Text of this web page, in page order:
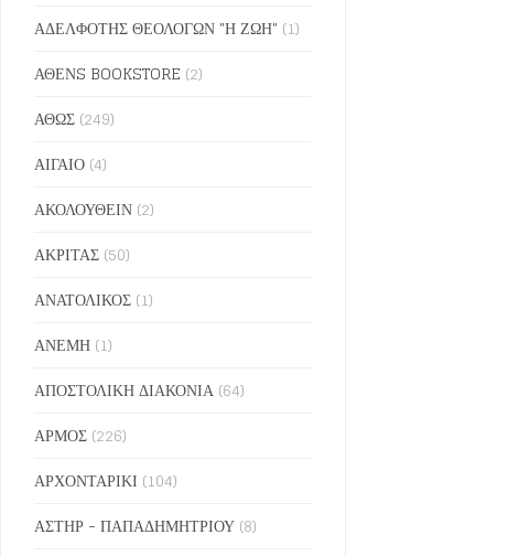
ΑΔΕΛΦΟΤΗΣ ΘΕΟΛΟΓΩΝ "Η ΖΩΗ" (1)
ΑΘΕΝS BOOKSTORE (2)
ΑΘΩΣ (249)
ΑΙΓΑΙΟ (4)
ΑΚΟΛΟΥΘΕΙΝ (2)
ΑΚΡΙΤΑΣ (50)
ΑΝΑΤΟΛΙΚΟΣ (1)
ΑΝΕΜΗ (1)
ΑΠΟΣΤΟΛΙΚΗ ΔΙΑΚΟΝΙΑ (64)
ΑΡΜΟΣ (226)
ΑΡΧΟΝΤΑΡΙΚΙ (104)
ΑΣΤΗΡ - ΠΑΠΑΔΗΜΗΤΡΙΟΥ (8)